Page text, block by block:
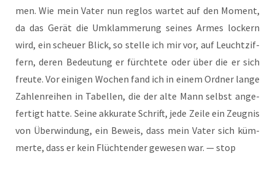
men. Wie mein Vater nun reg­los war­tet auf den Moment,
da das Gerät die Umklam­me­rung sei­nes Armes lockern
wird, ein scheu­er Blick, so stel­le ich mir vor, auf Leucht­zif­
fern, deren Bedeu­tung er fürch­te­te oder über die er sich
freu­te. Vor eini­gen Wochen fand ich in einem Ord­ner lan­ge
Zah­len­rei­hen in Tabel­len, die der alte Mann selbst ange­
fer­tigt hat­te. Sei­ne akku­ra­te Schrift, jede Zei­le ein Zeug­nis
von Über­win­dung, ein Beweis, dass mein Vater sich küm­
mer­te, dass er kein Flüch­ten­der gewe­sen war. — stop